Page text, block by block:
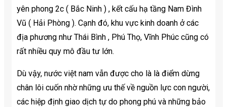
yên phong 2c ( Bắc Ninh ) , kết cấu hạ tầng Nam Đình
Vũ ( Hải Phòng ). Cạnh đó, khu vực kinh doanh ở các
địa phương như Thái Bình , Phú Thọ, Vĩnh Phúc cũng có
rất nhiều quy mô đầu tư lớn.
Dù vậy, nước việt nam vẫn được cho là là điểm dừng
chân lôi cuốn nhờ những ưu thế về nguồn lực con người,
các hiệp định giao dịch tự do phong phú và những bảo